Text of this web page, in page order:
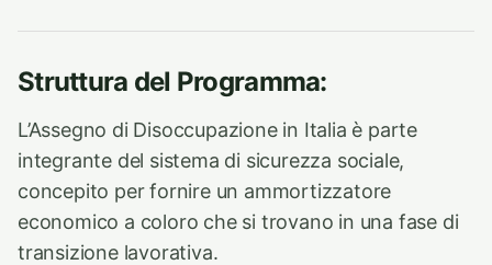
Struttura del Programma:
L’Assegno di Disoccupazione in Italia è parte
integrante del sistema di sicurezza sociale,
concepito per fornire un ammortizzatore
economico a coloro che si trovano in una fase di
transizione lavorativa.